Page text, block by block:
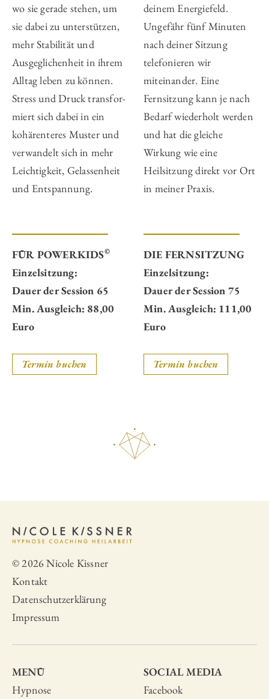
wo sie gerade stehen, um
sie dabei zu unterstützen,
mehr Stabilität und
Ausgeglichenheit in ihrem
Alltag leben zu können.
Stress und Druck transfor­
miert sich dabei in ein
kohärenteres Muster und
verwandelt sich in mehr
Leichtigkeit, Gelassenheit
und Entspannung.
FÜR POWERKIDS©
Einzelsitzung:
Dauer der Session 65
Min. Ausgleich: 88,00
Euro
Termin buchen
deinem Energiefeld.
Ungefähr fünf Minuten
nach deiner Sitzung
telefonieren wir
miteinander. Eine
Fernsitzung kann je nach
Bedarf wiederholt werden
und hat die gleiche
Wirkung wie eine
Heilsitzung direkt vor Ort
in meiner Praxis.
DIE FERNSITZUNG
Einzelsitzung:
Dauer der Session 75
Min. Ausgleich: 111,00
Euro
Termin buchen
© 2026 Nicole Kissner
Kontakt
Datenschutzerklärung
Impressum
MENÜ
Hypnose
SOCIAL MEDIA
Facebook